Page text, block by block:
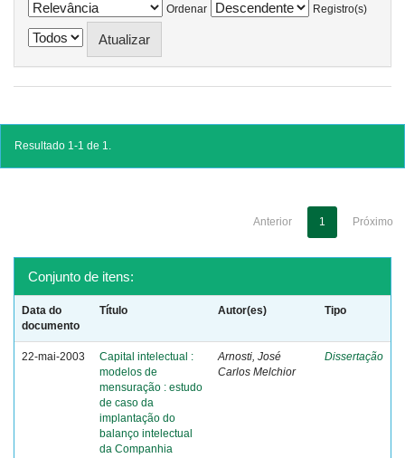
Ordenar
Registro(s)
Resultado 1-1 de 1.
Anterior 1 Próximo
Conjunto de itens:
Data do
documento
Título Autor(es) Tipo
22-mai-2003
Capital intelectual :
modelos de
mensuração : estudo
de caso da
implantação do
balanço intelectual
da Companhia
Arnosti, José
Carlos Melchior
Dissertação